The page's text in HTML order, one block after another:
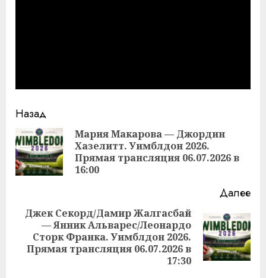
Продолжить
чтение
Назад
Мария Макарова — Джордин
Хазелитт. Уимблдон 2026.
Прямая трансляция 06.07.2026 в
16:00
Далее
Следующая
запись:
Джек Секорд/Дамир Жалгасбай
— Янник Альварес/Леонардо
Сторк Франка. Уимблдон 2026.
Прямая трансляция 06.07.2026 в
17:30